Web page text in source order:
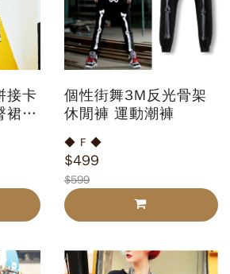
接卡
裙T
個性街舞3M反光骨架
休閒褲 運動潮褲
◆ F ◆
$499
$599